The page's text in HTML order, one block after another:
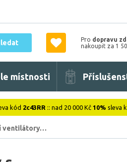
Pro dopravu
nakoupit za 1
místnosti
kód 2c43RR :: nad 20 000 Kč 10% sleva
ventilátory…